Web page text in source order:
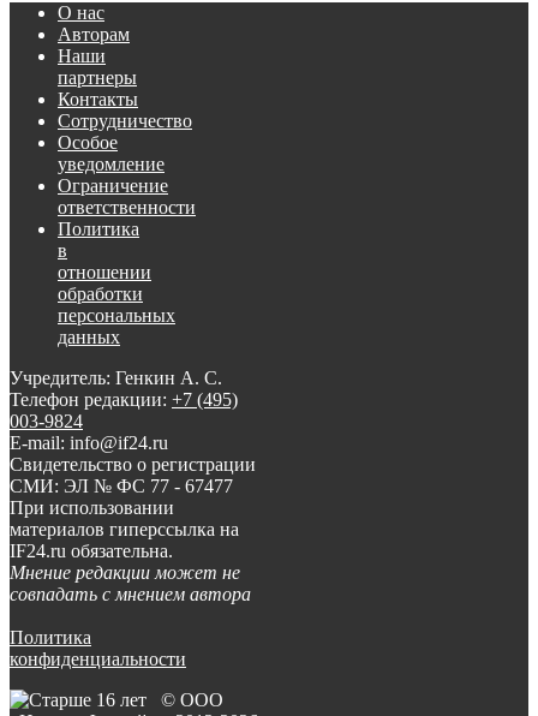
О нас
Авторам
Наши
партнеры
Контакты
Сотрудничество
Особое
уведомление
Ограничение
ответственности
Политика
в
отношении
обработки
персональных
данных
Учредитель: Генкин А. С.
Телефон редакции: +7 (495)
003-9824
E-mail: info@if24.ru
Свидетельство о регистрации
СМИ: ЭЛ № ФС 77 - 67477
При использовании
материалов гиперссылка на
IF24.ru обязательна.
Мнение редакции может не
совпадать с мнением автора
Политика
конфиденциальности
© ООО